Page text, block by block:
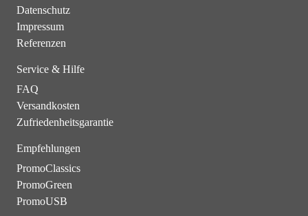
Datenschutz
Impressum
Referenzen
Service & Hilfe
FAQ
Versandkosten
Zufriedenheitsgarantie
Empfehlungen
PromoClassics
PromoGreen
PromoUSB